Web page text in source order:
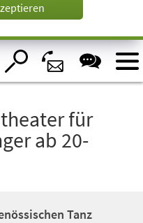
für
ab 20-
Tanz